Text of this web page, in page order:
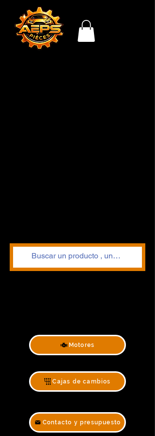
Motores
Cajas de cambios
Contacto y presupuesto